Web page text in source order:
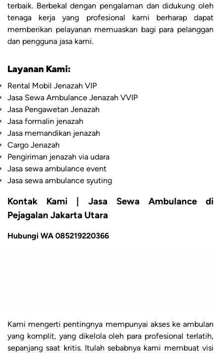
terbaik. Berbekal dengan pengalaman dan didukung oleh
tenaga kerja yang profesional kami berharap dapat
memberikan pelayanan memuaskan bagi para pelanggan
dan pengguna jasa kami.
Layanan Kami:
Rental Mobil Jenazah VIP
Jasa Sewa Ambulance Jenazah VVIP
Jasa Pengawetan Jenazah
Jasa formalin jenazah
Jasa memandikan jenazah
Cargo Jenazah
Pengiriman jenazah via udara
Jasa sewa ambulance event
Jasa sewa ambulance syuting
Kontak Kami | Jasa Sewa Ambulance di
Pejagalan Jakarta Utara
Hubungi WA 085219220366
Kami mengerti pentingnya mempunyai akses ke ambulan
yang komplit, yang dikelola oleh para profesional terlatih,
sepanjang saat kritis. Itulah sebabnya kami membuat visi